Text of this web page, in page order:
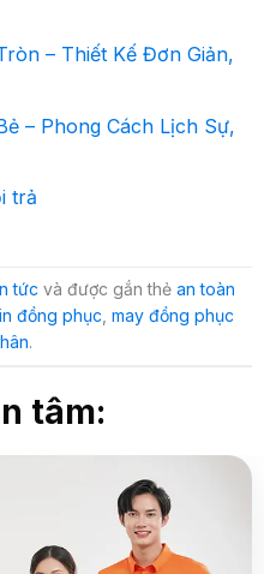
– Thiết Kế Đơn Giản,
– Phong Cách Lịch Sự,
trả
tức và được gắn thẻ an toàn
in đồng phục may đồng phục
.
tâm: